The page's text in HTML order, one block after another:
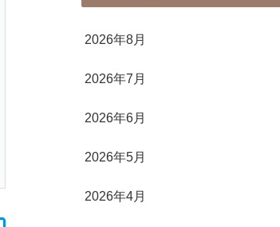
2026年8月
2026年7月
2026年6月
2026年5月
2026年4月